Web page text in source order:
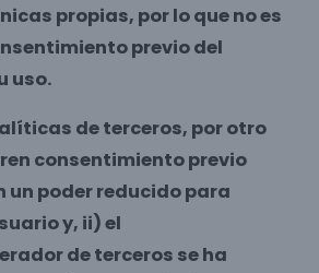
propias, por lo que no es
previo del
uso.
de terceros, por otro
consentimiento previo
un poder reducido para
y, ii) el
de terceros se ha